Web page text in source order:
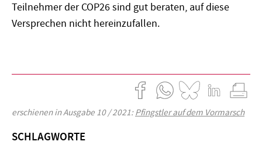
Teilnehmer der COP26 sind gut beraten, auf diese
Versprechen nicht hereinzufallen.
erschienen in Ausgabe 10 / 2021:Pfingstler auf dem Vormarsch
SCHLAGWORTE